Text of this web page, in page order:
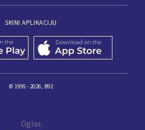
SKINI APLIKACIJU
© 1995 - 2026, B92